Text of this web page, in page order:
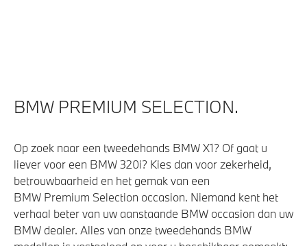
BMW PREMIUM SELECTION.
Op zoek naar een tweedehands BMW X1? Of gaat u
liever voor een BMW 320i? Kies dan voor zekerheid,
betrouwbaarheid en het gemak van een
BMW Premium Selection occasion. Niemand kent het
verhaal beter van uw aanstaande BMW occasion dan uw
BMW dealer. Alles van onze tweedehands BMW